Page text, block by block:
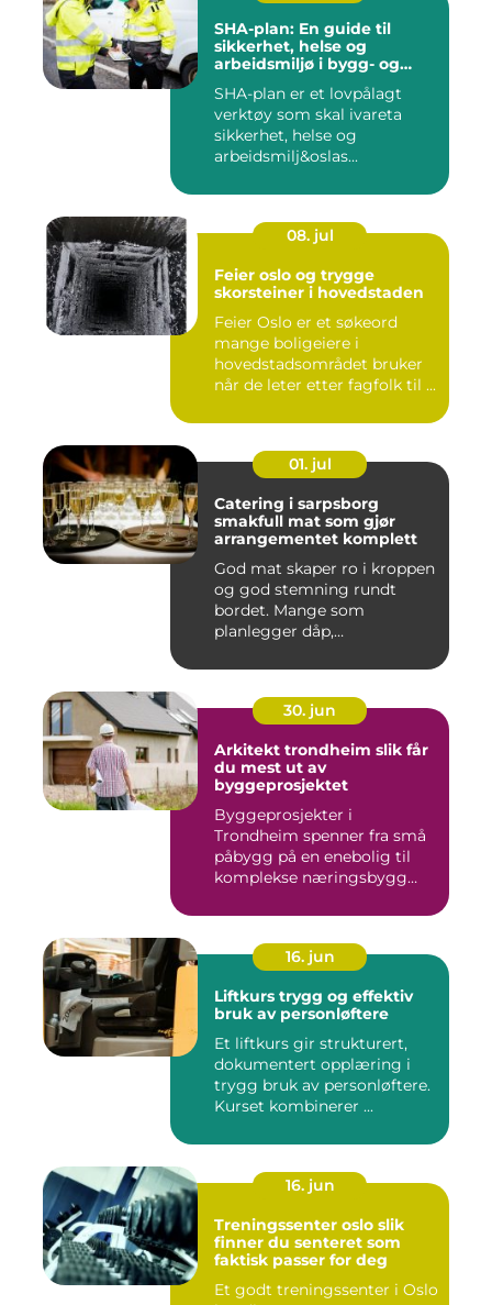
SHA-plan: En guide til
sikkerhet, helse og
arbeidsmiljø i bygg- og
SHA-plan er et lovpålagt
verktøy som skal ivareta
sikkerhet, helse og
arbeidsmilj&oslas...
08. jul
Feier oslo og trygge
skorsteiner i hovedstaden
Feier Oslo er et søkeord
mange boligeiere i
hovedstadsområdet bruker
når de leter etter fagfolk til ...
01. jul
Catering i sarpsborg
smakfull mat som gjør
arrangementet komplett
God mat skaper ro i kroppen
og god stemning rundt
bordet. Mange som
planlegger dåp,
30. jun
Arkitekt trondheim slik får
du mest ut av
byggeprosjektet
Byggeprosjekter i
Trondheim spenner fra små
påbygg på en enebolig til
komplekse næringsbygg
16. jun
Liftkurs trygg og effektiv
bruk av personløftere
Et liftkurs gir strukturert,
dokumentert opplæring i
trygg bruk av personløftere.
Kurset kombinerer ...
16. jun
Treningssenter oslo slik
finner du senteret som
faktisk passer for deg
Et godt treningssenter i Oslo